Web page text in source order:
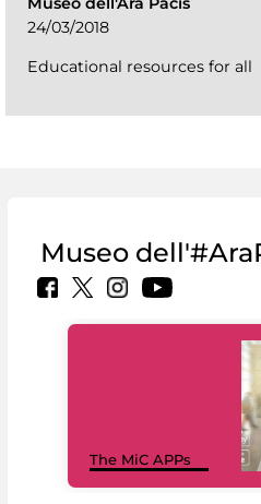
24/03/2018
Educational resources for all
Museo
The MiC APPs